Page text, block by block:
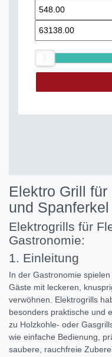
Elektro Grill
und Spanferkel
Elektrogrills für
Gastronomie:
1. Einleitung
In der Gastronomie
Gäste mit leckeren,
verwöhnen. Elektrogrills
besonders praktische und
zu Holzkohle- oder
wie einfache Bedienung,
saubere, rauchfreie